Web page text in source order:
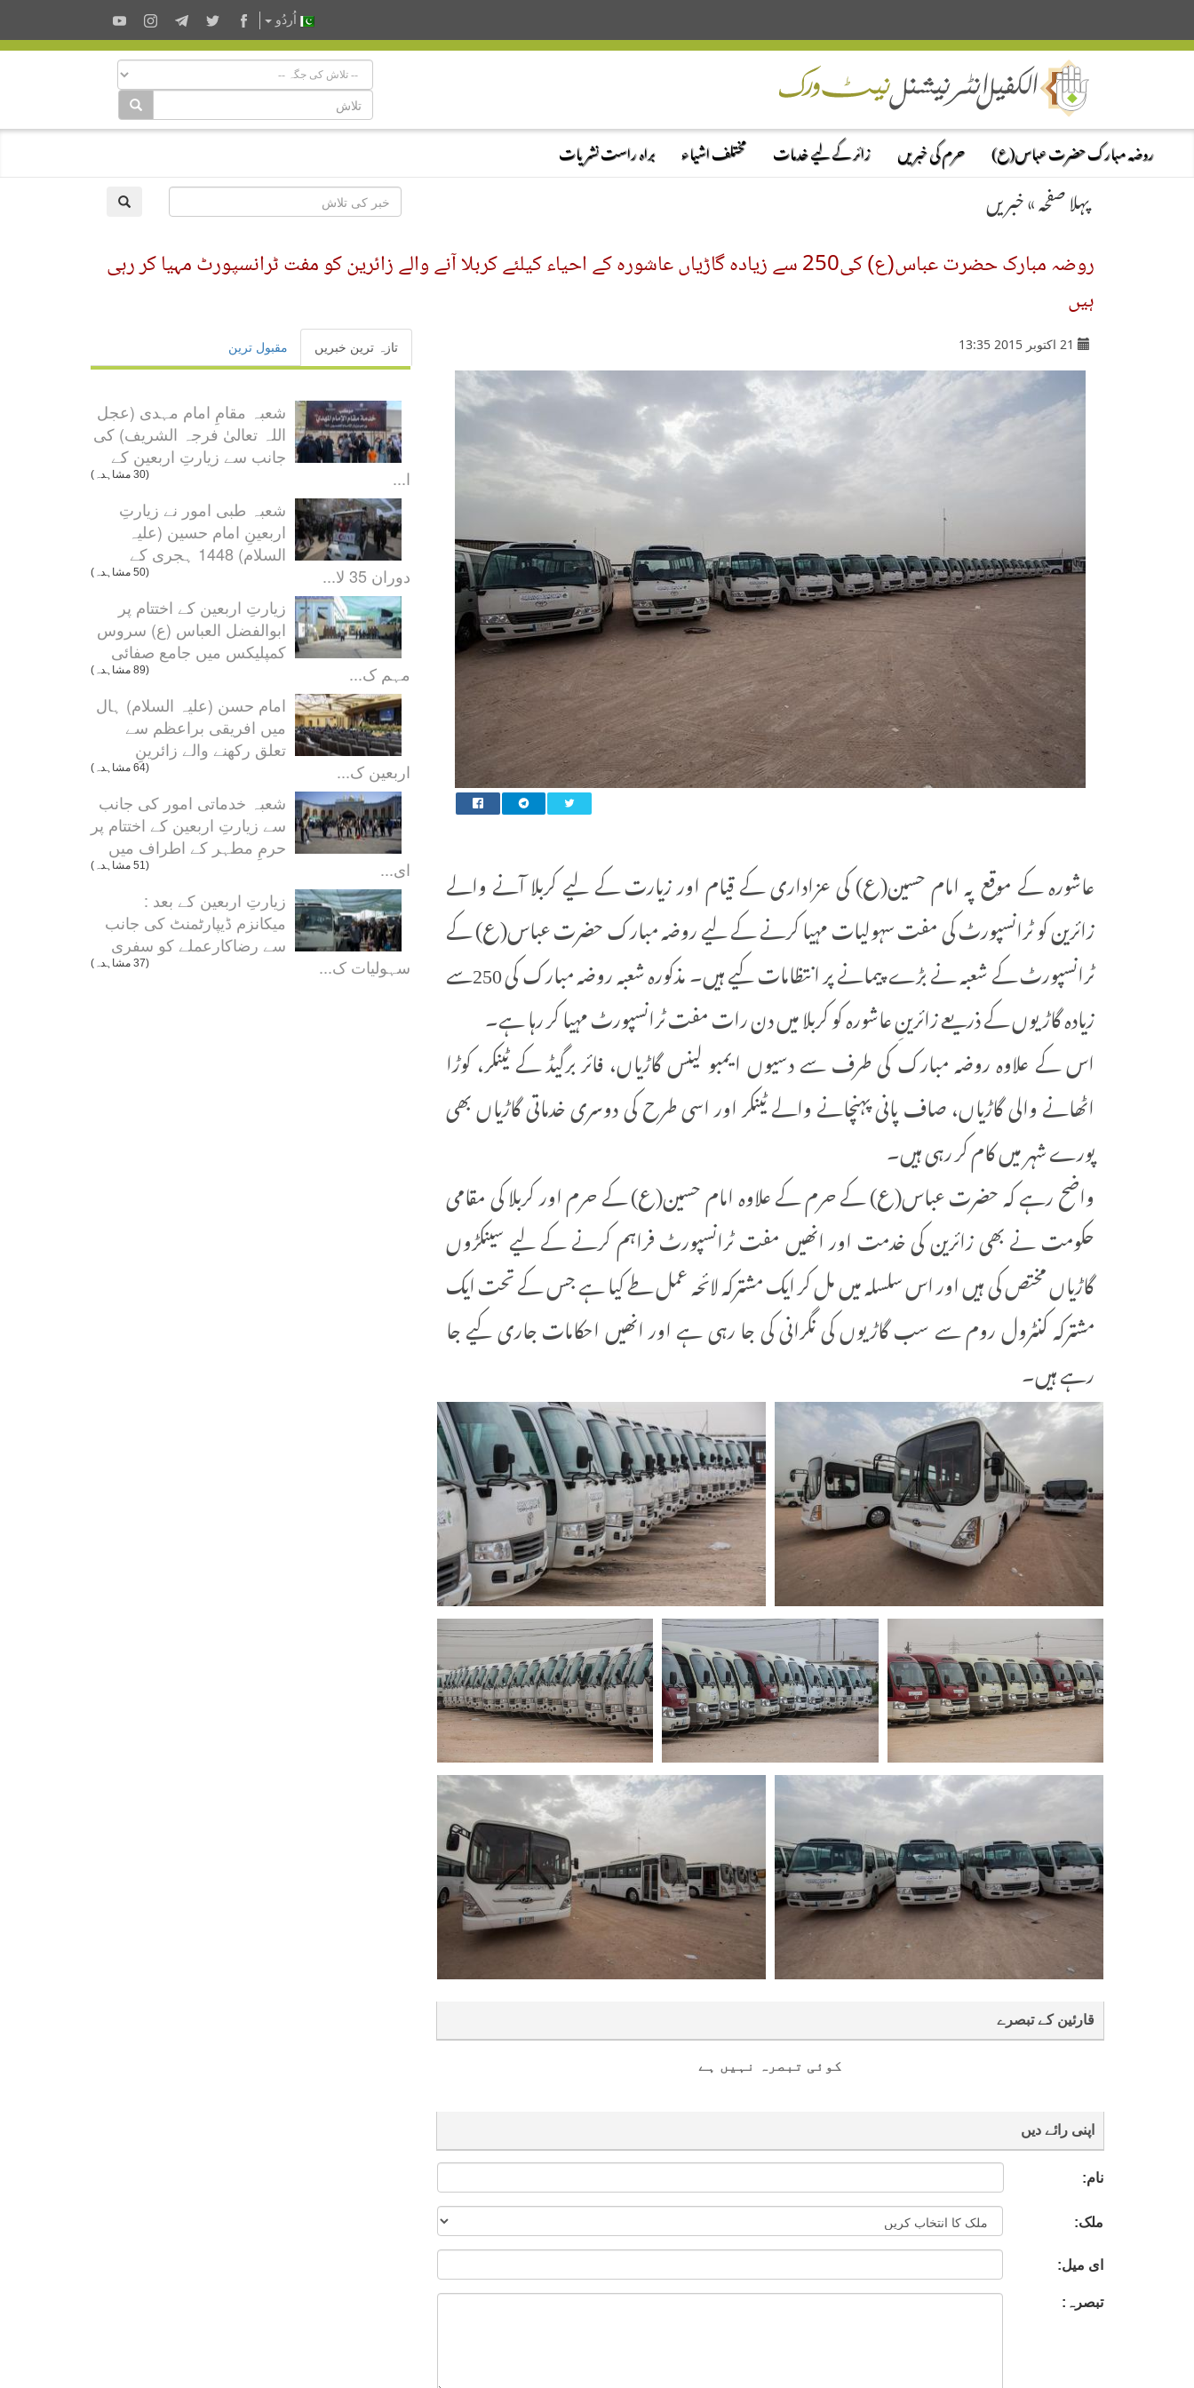
اُردُو
روضہ مبارک حضرت عباس(ع) حرم کی خبریں زائر کے لیے خدمات مختلف اشیاء براہ راست نشریات
پہلا صفحہ»خبریں
روضہ مبارک حضرت عباس(ع) کی250 سے زیادہ گاڑیاں عاشورہ کے احیاء کیلئے کربلا آنے والے زائرین کو مفت ٹرانسپورٹ مہیا کر رہی
ہیں
21 اکتوبر 2015 13:35
عاشورہ کے موقع پہ امام حسین(ع) کی عزاداری کے قیام اور زیارت کے لیے کربلا آنے والے
زائرین کو ٹرانسپورٹ کی مفت سہولیات مہیا کرنے کے لیے روضہ مبارک حضرت عباس(ع) کے
ٹرانسپورٹ کے شعبہ نے بڑے پیمانے پر انتظامات کیے ہیں۔ مذکورہ شعبہ روضہ مبارک کی 250سے
زیادہ گاڑیوں کے ذریعے زائرینِ عاشورہ کو کربلا میں دن رات مفت ٹرانسپورٹ مہیا کر رہا ہے۔
اس کے علاوہ روضہ مبارک کی طرف سے دسیوں ایمبو لینس گاڑیاں، فائر برگیڈ کے ٹینکر، کوڑا
اٹھانے والی گاڑیاں، صاف پانی پہنچانے والے ٹینکر اور اسی طرح کی دوسری خدماتی گاڑیاں بھی
پورے شہر میں کام کر رہی ہیں۔
واضح رہے کہ حضرت عباس(ع) کے حرم کے علاوہ امام حسین(ع) کے حرم اور کربلا کی مقامی
حکومت نے بھی زائرین کی خدمت اور انھیں مفت ٹرانسپورٹ فراہم کرنے کے لیے سینکڑوں
گاڑیاں مختص کی ہیں اور اس سلسلہ میں مل کر ایک مشترکہ لائحہ عمل طے کیا ہے جس کے تحت ایک
مشترکہ کنٹرول روم سے سب گاڑیوں کی نگرانی کی جا رہی ہے اور انھیں احکامات جاری کیے جا
رہے ہیں۔
قارئین کے تبصرے
کوئی تبصرہ نہیں ہے
اپنی رائے دیں
نام:
ملک:
ای میل:
تبصرہ:
تازہ ترین خبریں مقبول ترین
شعبہ مقامِ امام مہدی (عجل
اللہ تعالیٰ فرجہ الشریف) کی
جانب سے زیارتِ اربعین کے
ا...
(30 مشاہدہ)
شعبہ طبی امور نے زیارتِ
اربعینِ امام حسین (علیہ
السلام) 1448 ہجری کے
دوران 35 لا...
(50 مشاہدہ)
زیارتِ اربعین کے اختتام پر
ابوالفضل العباس (ع) سروس
کمپلیکس میں جامع صفائی
مہم ک...
(89 مشاہدہ)
امام حسن (علیہ السلام) ہال
میں افریقی براعظم سے
تعلق رکھنے والے زائرینِ
اربعین ک...
(64 مشاہدہ)
شعبہ خدماتی امور کی جانب
سے زیارتِ اربعین کے اختتام پر
حرمِ مطہر کے اطراف میں
ای...
(51 مشاہدہ)
زیارتِ اربعین کے بعد :
میکانزم ڈیپارٹمنٹ کی جانب
سے رضاکارعملے کو سفری
سہولیات ک...
(37 مشاہدہ)